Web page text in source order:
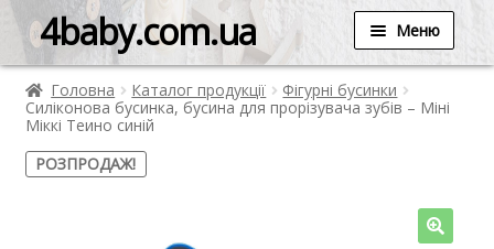
4baby.com.ua Меню
Головна Каталог продукції
Фігурні бусинки
Силіконова бусинка, бусина для прорізувача зубів – Міні
Міккі Теино синій
РОЗПРОДАЖ!